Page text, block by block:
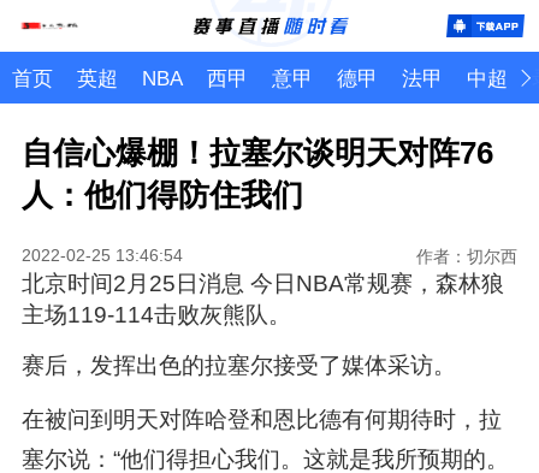
首页 英超 NBA 西甲 意甲 德甲 法甲 中超
自信心爆棚！拉塞尔谈明天对阵76
人：他们得防住我们
2022-02-25 13:46:54 作者：切尔西
北京时间2月25日消息 今日NBA常规赛，森林狼
主场119-114击败灰熊队。
赛后，发挥出色的拉塞尔接受了媒体采访。
在被问到明天对阵哈登和恩比德有何期待时，拉
塞尔说：“他们得担心我们。这就是我所预期的。